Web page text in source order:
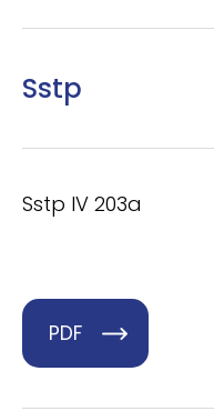
Sstp
Sstp IV 203a
PDF